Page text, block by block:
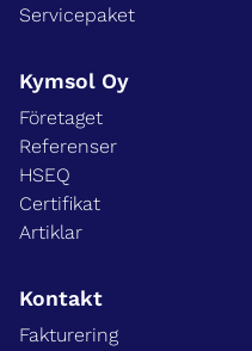
Servicepaket
Kymsol Oy
Företaget
Referenser
HSEQ
Certifikat
Artiklar
Kontakt
Fakturering